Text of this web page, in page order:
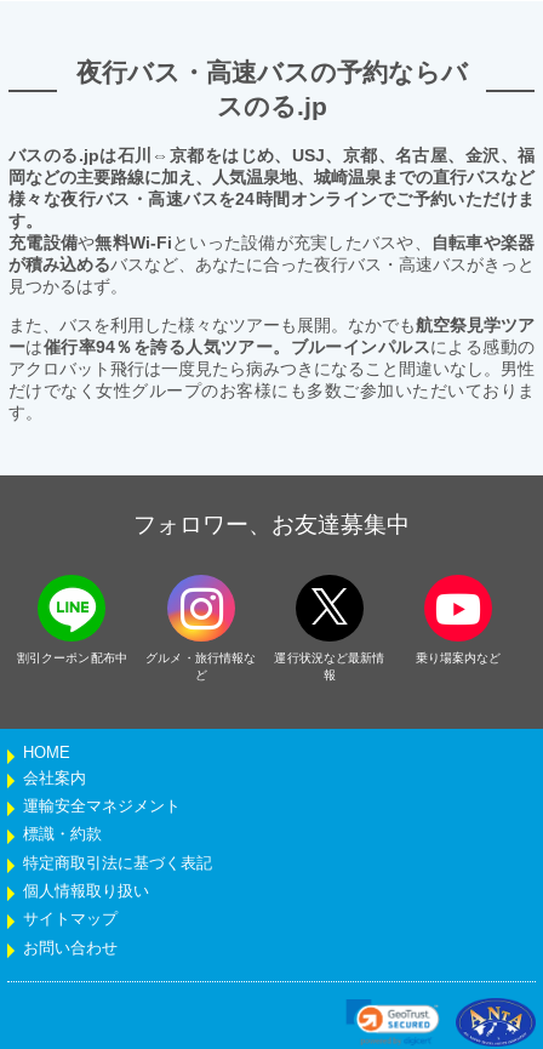
夜行バス・高速バスの予約ならバ
スのる.jp
バスのる.jpは石川⇔京都をはじめ、USJ、京都、名古屋、金沢、福
岡などの主要路線に加え、人気温泉地、城崎温泉までの直行バスなど
様々な夜行バス・高速バスを24時間オンラインでご予約いただけま
す。
充電設備や無料Wi-Fiといった設備が充実したバスや、
自転車や楽器
が積み込めるバスなど、あなたに合った夜行バス・高速バスがきっと
見つかるはず。
また、バスを利用した様々なツアーも展開。なかでも航空祭見学ツア
ーは催行率94％を誇る人気ツアー。ブルーインパルスによる感動の
アクロバット飛行は一度見たら病みつきになること間違いなし。男性
だけでなく女性グループのお客様にも多数ご参加いただいておりま
す。
フォロワー、お友達募集中
割引クーポン配布中
グルメ・旅行情報な
ど
運行状況など最新情
報
乗り場案内など
HOME
会社案内
運輸安全マネジメント
標識・約款
特定商取引法に基づく表記
個人情報取り扱い
サイトマップ
お問い合わせ